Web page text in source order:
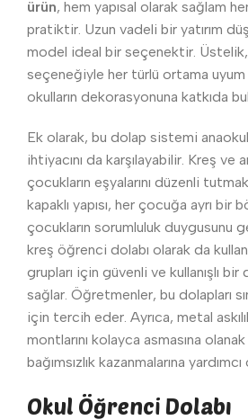
ürün, hem yapısal olarak sağlam
pratiktir. Uzun vadeli bir yatırım
model ideal bir seçenektir. Üstelik,
seçeneğiyle her türlü ortama
okulların dekorasyonuna katkıda
Ek olarak, bu dolap sistemi
ihtiyacını da karşılayabilir. Kreş ve
çocukların eşyalarını düzenli
kapaklı yapısı, her çocuğa ayrı bir
çocukların sorumluluk duygusunu
kreş öğrenci dolabı olarak da
grupları için güvenli ve kullanışlı bir
sağlar. Öğretmenler, bu dolapları
için tercih eder. Ayrıca, metal
montlarını kolayca asmasına
bağımsızlık kazanmalarına yardımcı
Okul Öğrenci Dolabı